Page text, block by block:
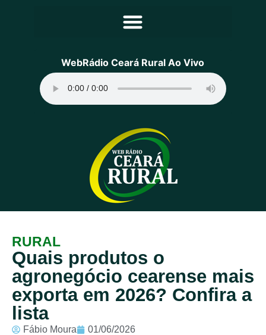
Principal
Programação
Equipe
Contato
Sobre
WebRádio Ceará Rural Ao Vivo
RURAL
Quais produtos o
agronegócio cearense mais
exporta em 2026? Confira a
lista
Fábio Moura 01/06/2026